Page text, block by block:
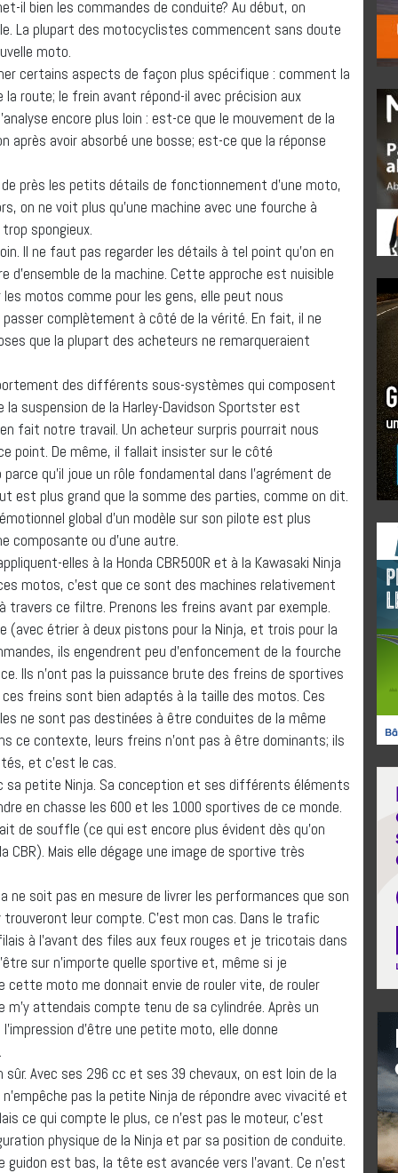
il bien les commandes de conduite? Au début, on
La plupart des motocyclistes commencent sans doute
moto.
certains aspects de façon plus spécifique : comment la
route; le frein avant répond-il avec précision aux
encore plus loin : est-ce que le mouvement de la
après avoir absorbé une bosse; est-ce que la réponse
près les petits détails de fonctionnement d’une moto,
on ne voit plus qu’une machine avec une fourche à
spongieux.
Il ne faut pas regarder les détails à tel point qu’on en
d’ensemble de la machine. Cette approche est nuisible
motos comme pour les gens, elle peut nous
complètement à côté de la vérité. En fait, il ne
que la plupart des acheteurs ne remarqueraient
des différents sous-systèmes qui composent
suspension de la Harley-Davidson Sportster est
fait notre travail. Un acheteur surpris pourrait nous
point. De même, il fallait insister sur le côté
qu’il joue un rôle fondamental dans l’agrément de
est plus grand que la somme des parties, comme on dit.
global d’un modèle sur son pilote est plus
composante ou d’une autre.
elles à la Honda CBR500R et à la Kawasaki Ninja
motos, c’est que ce sont des machines relativement
ce filtre. Prenons les freins avant par exemple.
(avec étrier à deux pistons pour la Ninja, et trois pour la
ils engendrent peu d’enfoncement de la fourche
Ils n’ont pas la puissance brute des freins de sportives
freins sont bien adaptés à la taille des motos. Ces
ne sont pas destinées à être conduites de la même
ce contexte, leurs freins n’ont pas à être dominants; ils
et c’est le cas.
sa petite Ninja. Sa conception et ses différents éléments
en chasse les 600 et les 1000 sportives de ce monde.
de souffle (ce qui est encore plus évident dès qu’on
CBR). Mais elle dégage une image de sportive très
ne soit pas en mesure de livrer les performances que son
leur compte. C’est mon cas. Dans le trafic
à l’avant des files aux feux rouges et je tricotais dans
sur n’importe quelle sportive et, même si je
moto me donnait envie de rouler vite, de rouler
m’y attendais compte tenu de sa cylindrée. Après un
d’être une petite moto, elle donne
Avec ses 296 cc et ses 39 chevaux, on est loin de la
pas la petite Ninja de répondre avec vivacité et
ce qui compte le plus, ce n’est pas le moteur, c’est
physique de la Ninja et par sa position de conduite.
est bas, la tête est avancée vers l’avant. Ce n’est